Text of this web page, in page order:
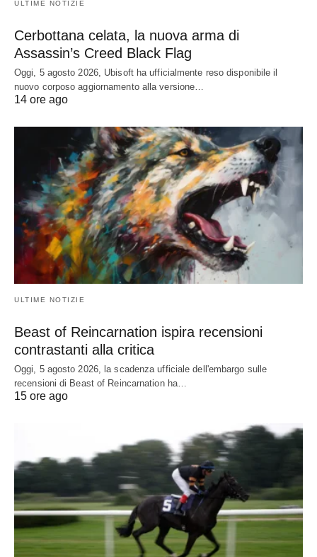
ULTIME NOTIZIE
Cerbottana celata, la nuova arma di
Assassin’s Creed Black Flag
Oggi, 5 agosto 2026, Ubisoft ha ufficialmente reso disponibile il
nuovo corposo aggiornamento alla versione…
14 ore ago
ULTIME NOTIZIE
Beast of Reincarnation ispira recensioni
contrastanti alla critica
Oggi, 5 agosto 2026, la scadenza ufficiale dell'embargo sulle
recensioni di Beast of Reincarnation ha…
15 ore ago